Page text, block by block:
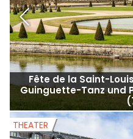
Fête de la Saint-
Guinguette-Tanz und
THEATER